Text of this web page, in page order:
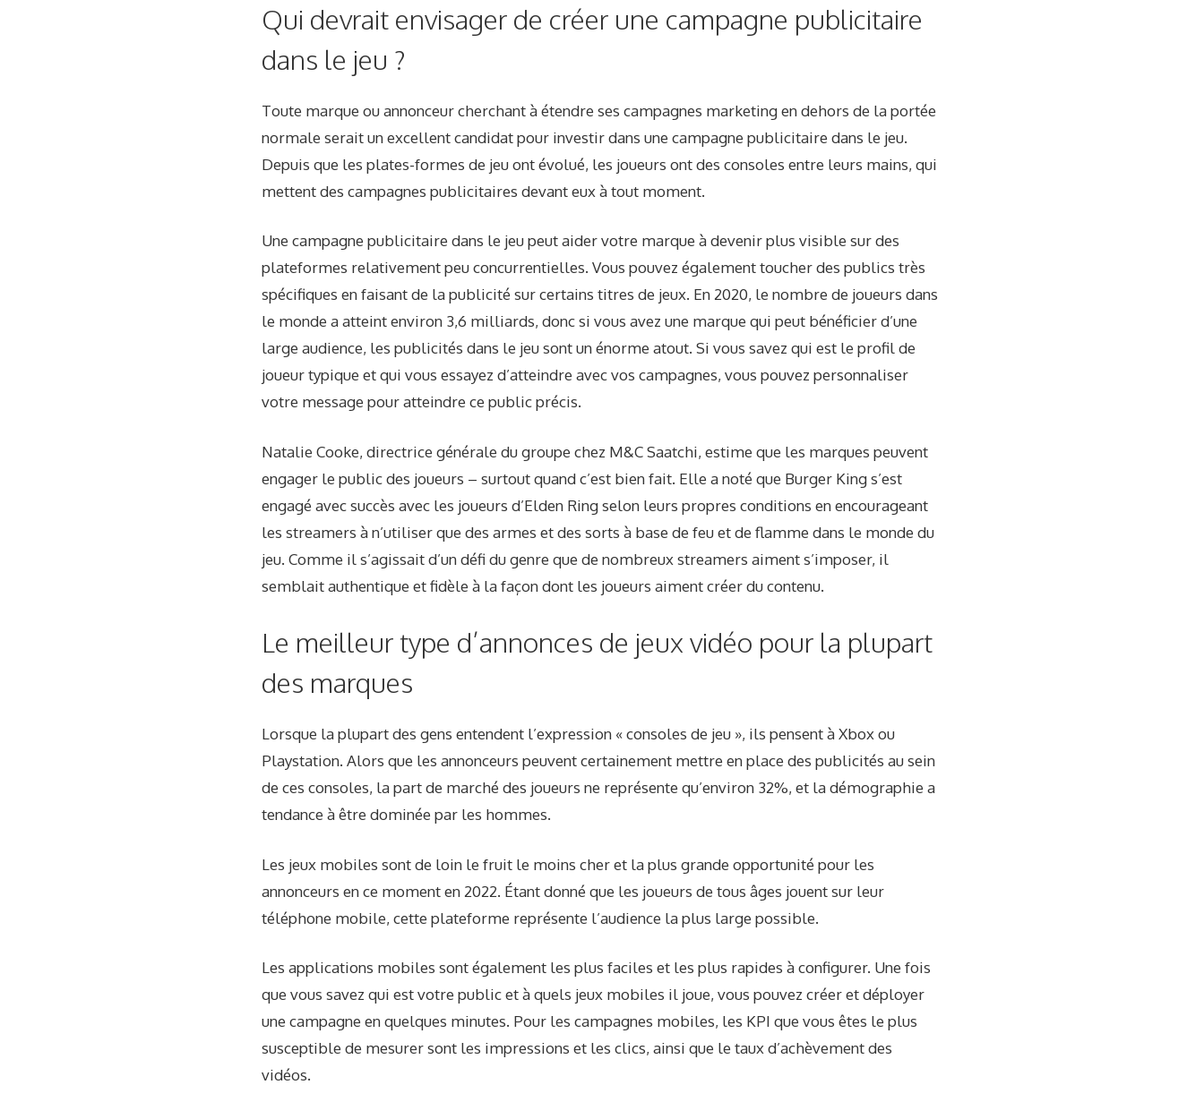
Qui devrait envisager de créer une campagne publicitaire
dans le jeu ?
Toute marque ou annonceur cherchant à étendre ses campagnes marketing en dehors de la portée
normale serait un excellent candidat pour investir dans une campagne publicitaire dans le jeu.
Depuis que les plates-formes de jeu ont évolué, les joueurs ont des consoles entre leurs mains, qui
mettent des campagnes publicitaires devant eux à tout moment.
Une campagne publicitaire dans le jeu peut aider votre marque à devenir plus visible sur des
plateformes relativement peu concurrentielles. Vous pouvez également toucher des publics très
spécifiques en faisant de la publicité sur certains titres de jeux. En 2020, le nombre de joueurs dans
le monde a atteint environ 3,6 milliards, donc si vous avez une marque qui peut bénéficier d’une
large audience, les publicités dans le jeu sont un énorme atout. Si vous savez qui est le profil de
joueur typique et qui vous essayez d’atteindre avec vos campagnes, vous pouvez personnaliser
votre message pour atteindre ce public précis.
Natalie Cooke, directrice générale du groupe chez M&C Saatchi, estime que les marques peuvent
engager le public des joueurs – surtout quand c’est bien fait. Elle a noté que Burger King s’est
engagé avec succès avec les joueurs d’Elden Ring selon leurs propres conditions en encourageant
les streamers à n’utiliser que des armes et des sorts à base de feu et de flamme dans le monde du
jeu. Comme il s’agissait d’un défi du genre que de nombreux streamers aiment s’imposer, il
semblait authentique et fidèle à la façon dont les joueurs aiment créer du contenu.
Le meilleur type d’annonces de jeux vidéo pour la plupart
des marques
Lorsque la plupart des gens entendent l’expression « consoles de jeu », ils pensent à Xbox ou
Playstation. Alors que les annonceurs peuvent certainement mettre en place des publicités au sein
de ces consoles, la part de marché des joueurs ne représente qu’environ 32%, et la démographie a
tendance à être dominée par les hommes.
Les jeux mobiles sont de loin le fruit le moins cher et la plus grande opportunité pour les
annonceurs en ce moment en 2022. Étant donné que les joueurs de tous âges jouent sur leur
téléphone mobile, cette plateforme représente l’audience la plus large possible.
Les applications mobiles sont également les plus faciles et les plus rapides à configurer. Une fois
que vous savez qui est votre public et à quels jeux mobiles il joue, vous pouvez créer et déployer
une campagne en quelques minutes. Pour les campagnes mobiles, les KPI que vous êtes le plus
susceptible de mesurer sont les impressions et les clics, ainsi que le taux d’achèvement des
vidéos.